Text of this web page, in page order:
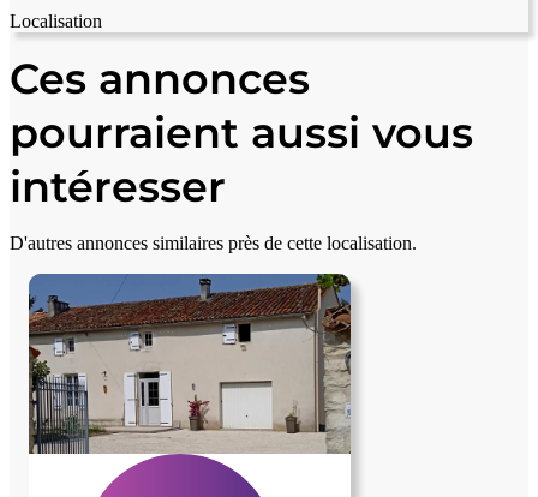
Localisation
+
−
Ces annonces
pourraient aussi vous
intéresser
D'autres annonces similaires près de cette localisation.